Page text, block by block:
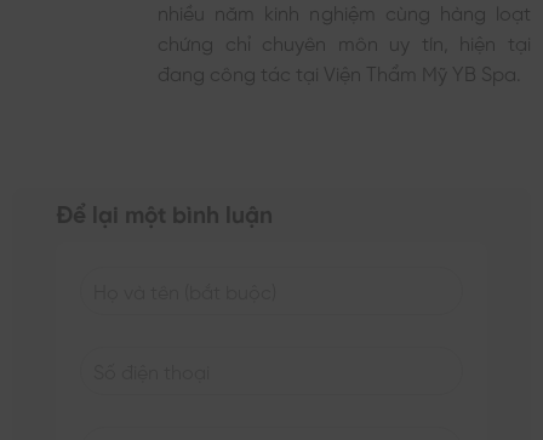
nhiều năm kinh nghiệm cùng hàng loạt
chứng chỉ chuyên môn uy tín, hiện tại
đang công tác tại Viện Thẩm Mỹ YB Spa.
Để lại một bình luận